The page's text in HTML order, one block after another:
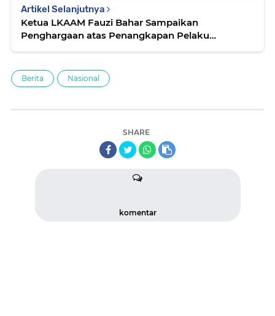
Artikel Selanjutnya
Ketua LKAAM Fauzi Bahar Sampaikan
Penghargaan atas Penangkapan Pelaku
Berita Nasional
SHARE
komentar